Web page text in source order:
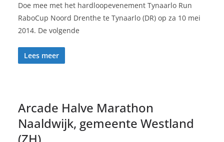
Doe mee met het hardloopevenement Tynaarlo Run
RaboCup Noord Drenthe te Tynaarlo (DR) op za 10 mei
2014. De volgende
Lees meer
Arcade Halve Marathon
Naaldwijk, gemeente Westland